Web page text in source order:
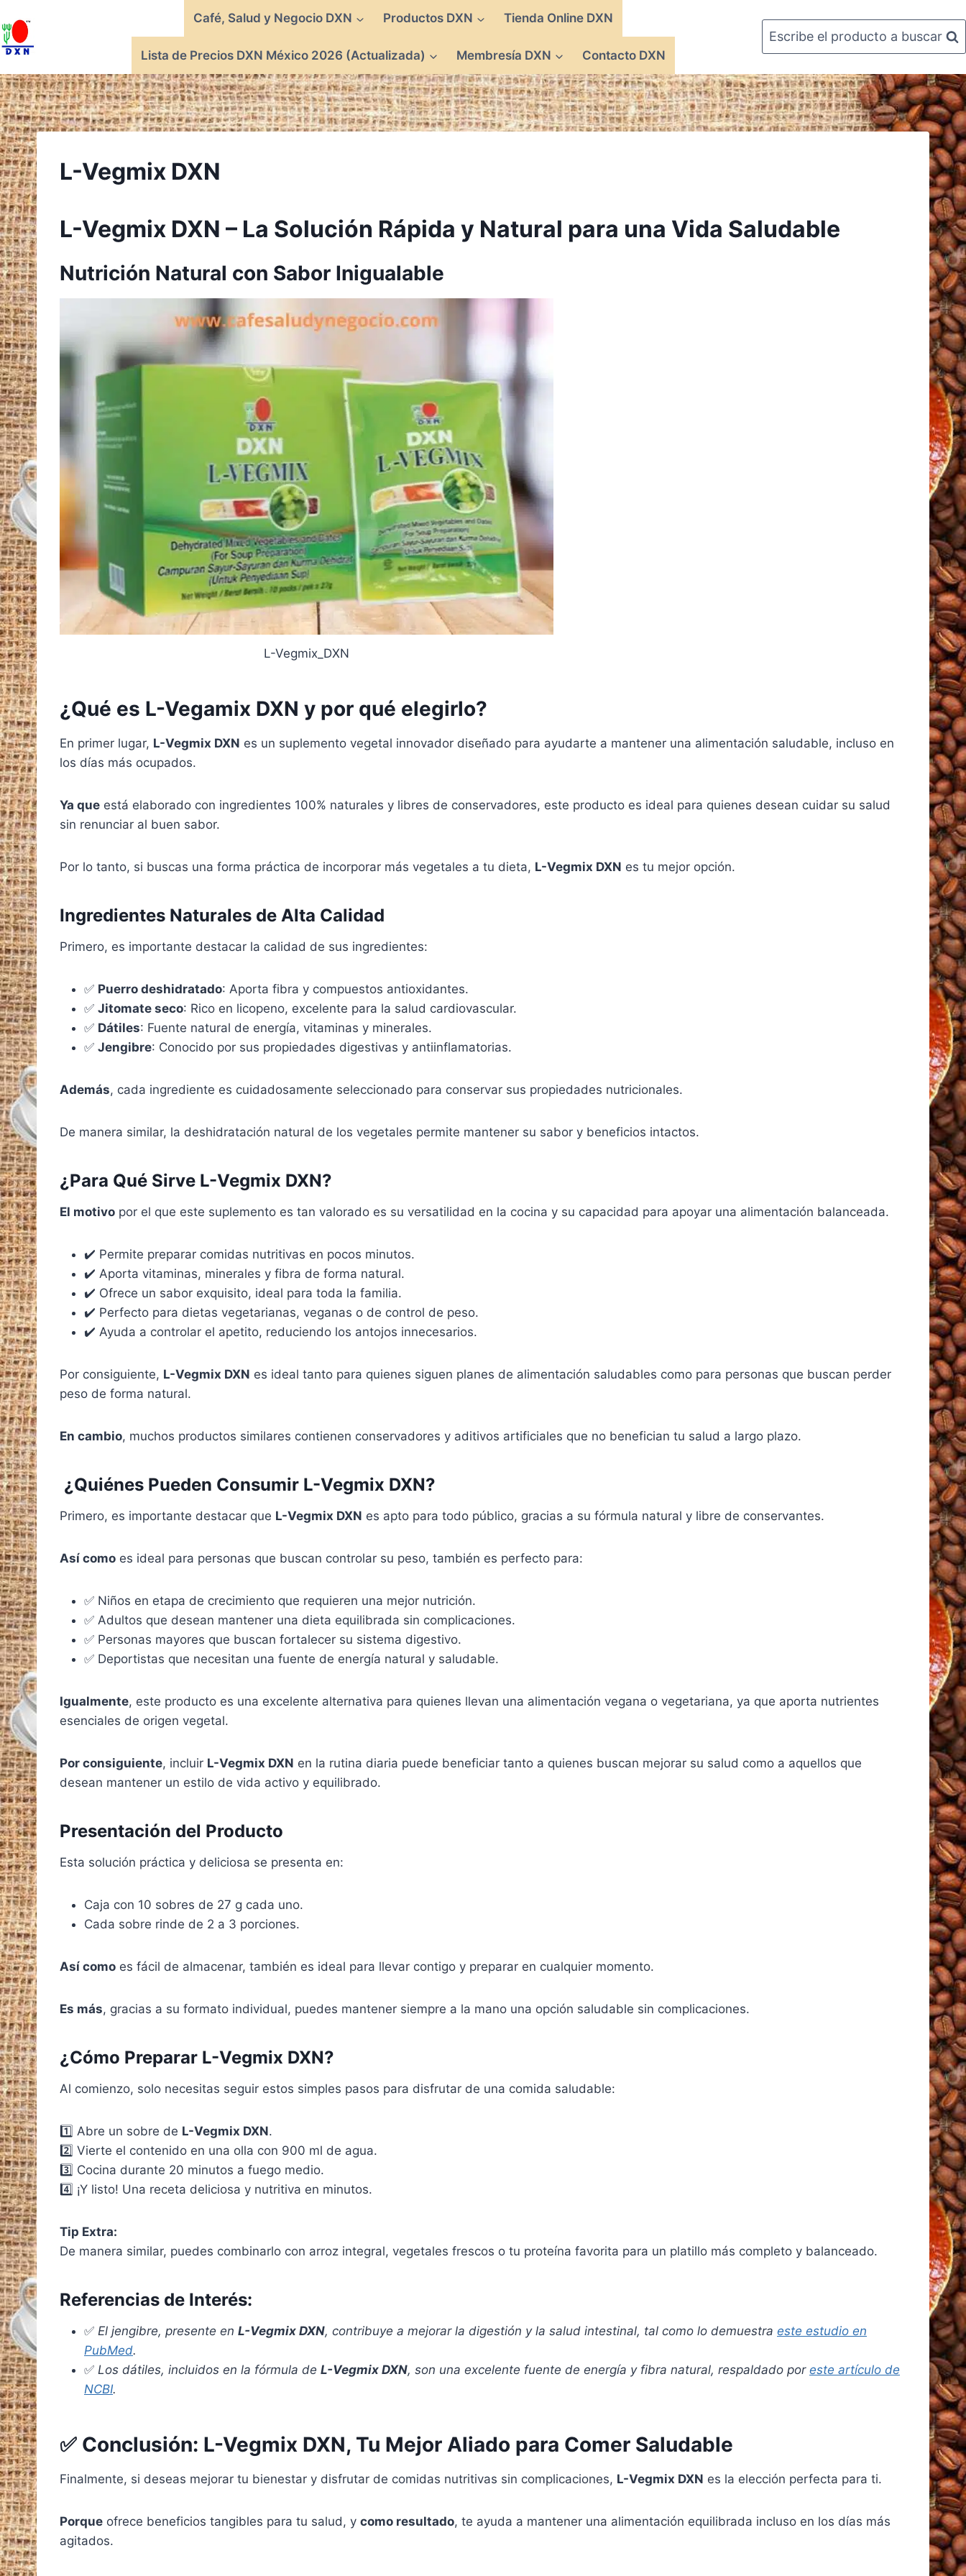
al
contenido
Café, Salud y Negocio DXN Productos DXN Tienda Online DXN
Lista de Precios DXN México 2026 (Actualizada) Membresía DXN Contacto DXN
Escribe el producto a buscar
L-Vegmix DXN
L-Vegmix DXN – La Solución Rápida y Natural para una Vida Saludable
Nutrición Natural con Sabor Inigualable
L-Vegmix_DXN
¿Qué es L-Vegamix DXN y por qué elegirlo?
En primer lugar, L-Vegmix DXN es un suplemento vegetal innovador diseñado para ayudarte a mantener una alimentación saludable, incluso en
los días más ocupados.
Ya que está elaborado con ingredientes 100% naturales y libres de conservadores, este producto es ideal para quienes desean cuidar su salud
sin renunciar al buen sabor.
Por lo tanto, si buscas una forma práctica de incorporar más vegetales a tu dieta, L-Vegmix DXN es tu mejor opción.
Ingredientes Naturales de Alta Calidad
Primero, es importante destacar la calidad de sus ingredientes:
✅ Puerro deshidratado: Aporta fibra y compuestos antioxidantes.
✅ Jitomate seco: Rico en licopeno, excelente para la salud cardiovascular.
✅ Dátiles: Fuente natural de energía, vitaminas y minerales.
✅ Jengibre: Conocido por sus propiedades digestivas y antiinflamatorias.
Además, cada ingrediente es cuidadosamente seleccionado para conservar sus propiedades nutricionales.
De manera similar, la deshidratación natural de los vegetales permite mantener su sabor y beneficios intactos.
¿Para Qué Sirve L-Vegmix DXN?
El motivo por el que este suplemento es tan valorado es su versatilidad en la cocina y su capacidad para apoyar una alimentación balanceada.
✔️ Permite preparar comidas nutritivas en pocos minutos.
✔️ Aporta vitaminas, minerales y fibra de forma natural.
✔️ Ofrece un sabor exquisito, ideal para toda la familia.
✔️ Perfecto para dietas vegetarianas, veganas o de control de peso.
✔️ Ayuda a controlar el apetito, reduciendo los antojos innecesarios.
Por consiguiente, L-Vegmix DXN es ideal tanto para quienes siguen planes de alimentación saludables como para personas que buscan perder
peso de forma natural.
En cambio, muchos productos similares contienen conservadores y aditivos artificiales que no benefician tu salud a largo plazo.
¿Quiénes Pueden Consumir L-Vegmix DXN?
Primero, es importante destacar que L-Vegmix DXN es apto para todo público, gracias a su fórmula natural y libre de conservantes.
Así como es ideal para personas que buscan controlar su peso, también es perfecto para:
✅ Niños en etapa de crecimiento que requieren una mejor nutrición.
✅ Adultos que desean mantener una dieta equilibrada sin complicaciones.
✅ Personas mayores que buscan fortalecer su sistema digestivo.
✅ Deportistas que necesitan una fuente de energía natural y saludable.
Igualmente, este producto es una excelente alternativa para quienes llevan una alimentación vegana o vegetariana, ya que aporta nutrientes
esenciales de origen vegetal.
Por consiguiente, incluir L-Vegmix DXN en la rutina diaria puede beneficiar tanto a quienes buscan mejorar su salud como a aquellos que
desean mantener un estilo de vida activo y equilibrado.
Presentación del Producto
Esta solución práctica y deliciosa se presenta en:
Caja con 10 sobres de 27 g cada uno.
Cada sobre rinde de 2 a 3 porciones.
Así como es fácil de almacenar, también es ideal para llevar contigo y preparar en cualquier momento.
Es más, gracias a su formato individual, puedes mantener siempre a la mano una opción saludable sin complicaciones.
¿Cómo Preparar L-Vegmix DXN?
Al comienzo, solo necesitas seguir estos simples pasos para disfrutar de una comida saludable:
1️⃣ Abre un sobre de L-Vegmix DXN.
2️⃣ Vierte el contenido en una olla con 900 ml de agua.
3️⃣ Cocina durante 20 minutos a fuego medio.
4️⃣ ¡Y listo! Una receta deliciosa y nutritiva en minutos.
Tip Extra:
De manera similar, puedes combinarlo con arroz integral, vegetales frescos o tu proteína favorita para un platillo más completo y balanceado.
Referencias de Interés:
✅ El jengibre, presente en L-Vegmix DXN, contribuye a mejorar la digestión y la salud intestinal, tal como lo demuestra este estudio en
PubMed.
✅ Los dátiles, incluidos en la fórmula de L-Vegmix DXN, son una excelente fuente de energía y fibra natural, respaldado por este artículo de
NCBI.
✅ Conclusión: L-Vegmix DXN, Tu Mejor Aliado para Comer Saludable
Finalmente, si deseas mejorar tu bienestar y disfrutar de comidas nutritivas sin complicaciones, L-Vegmix DXN es la elección perfecta para ti.
Porque ofrece beneficios tangibles para tu salud, y como resultado, te ayuda a mantener una alimentación equilibrada incluso en los días más
agitados.